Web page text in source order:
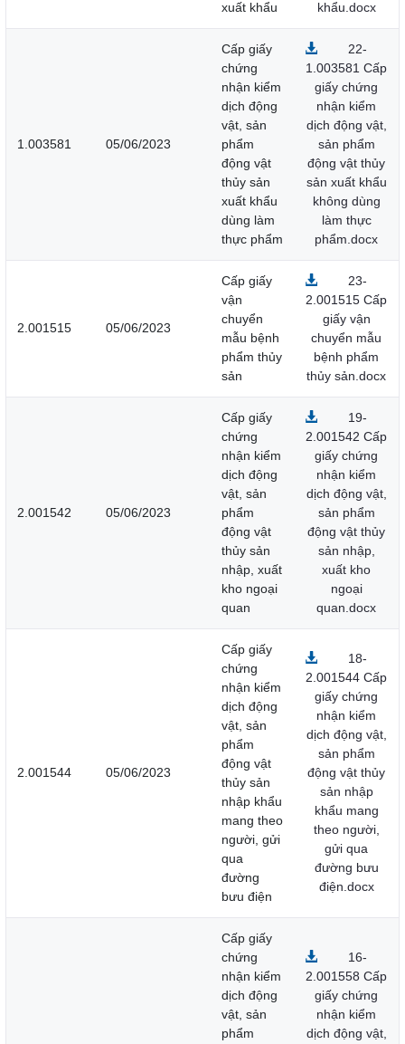
xuất khẩu khẩu.docx
1.003581 05/06/2023
Cấp giấy
chứng
nhận kiểm
dịch động
vật, sản
phẩm
động vật
thủy sản
xuất khẩu
dùng làm
thực phẩm
22-
1.003581 Cấp
giấy chứng
nhận kiểm
dịch động vật,
sản phẩm
động vật thủy
sản xuất khẩu
không dùng
làm thực
phẩm.docx
2.001515 05/06/2023
Cấp giấy
vận
chuyển
mẫu bệnh
phẩm thủy
sản
23-
2.001515 Cấp
giấy vận
chuyển mẫu
bệnh phẩm
thủy sản.docx
2.001542 05/06/2023
Cấp giấy
chứng
nhận kiểm
dịch động
vật, sản
phẩm
động vật
thủy sản
nhập, xuất
kho ngoại
quan
19-
2.001542 Cấp
giấy chứng
nhận kiểm
dịch động vật,
sản phẩm
động vật thủy
sản nhập,
xuất kho
ngoại
quan.docx
2.001544 05/06/2023
Cấp giấy
chứng
nhận kiểm
dịch động
vật, sản
phẩm
động vật
thủy sản
nhập khẩu
mang theo
người, gửi
qua
đường
bưu điện
18-
2.001544 Cấp
giấy chứng
nhận kiểm
dịch động vật,
sản phẩm
động vật thủy
sản nhập
khẩu mang
theo người,
gửi qua
đường bưu
điện.docx
Cấp giấy
chứng
nhận kiểm
dịch động
vật, sản
phẩm
16-
2.001558 Cấp
giấy chứng
nhận kiểm
dịch động vật,